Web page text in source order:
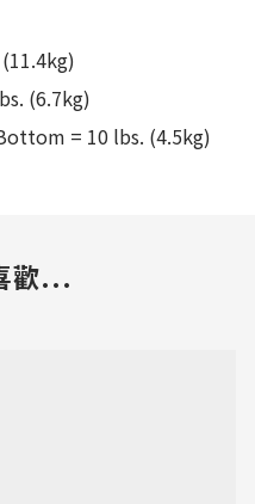
(6.7kg)
= 10 lbs. (4.5kg)
歡...